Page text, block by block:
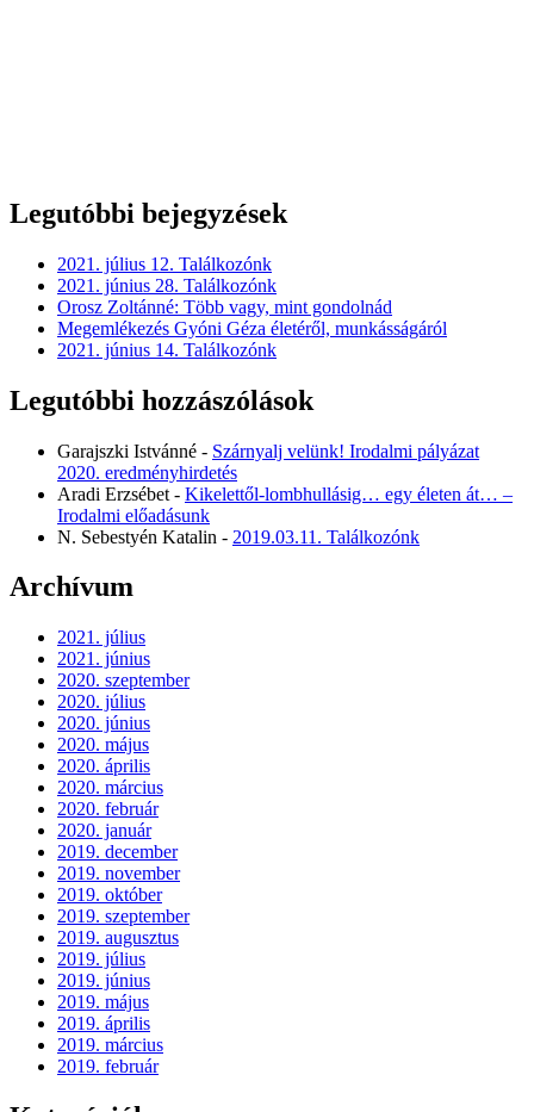
Legutóbbi bejegyzések
2021. július 12. Találkozónk
2021. június 28. Találkozónk
Orosz Zoltánné: Több vagy, mint gondolnád
Megemlékezés Gyóni Géza életéről, munkásságáról
2021. június 14. Találkozónk
Legutóbbi hozzászólások
Garajszki Istvánné - Szárnyalj velünk! Irodalmi pályázat
2020. eredményhirdetés
Aradi Erzsébet - Kikelettől-lombhullásig… egy életen át… –
Irodalmi előadásunk
N. Sebestyén Katalin - 2019.03.11. Találkozónk
Archívum
2021. július
2021. június
2020. szeptember
2020. július
2020. június
2020. május
2020. április
2020. március
2020. február
2020. január
2019. december
2019. november
2019. október
2019. szeptember
2019. augusztus
2019. július
2019. június
2019. május
2019. április
2019. március
2019. február